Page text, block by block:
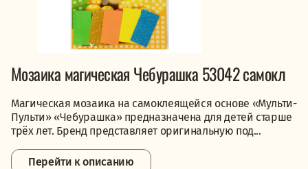
Мозаика магическая Чебурашка 53042 самокл
Магическая мозаика на самоклеящейся основе «Мульти-
Пульти» «Чебурашка» предназначена для детей старше
трёх лет. Бренд представляет оригинальную под...
Перейти к описанию